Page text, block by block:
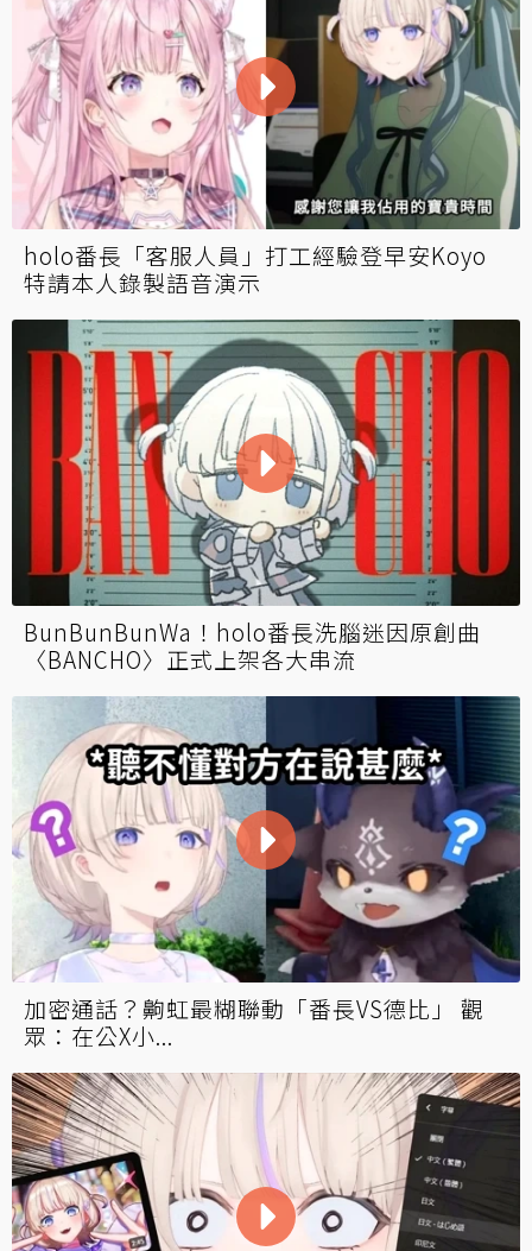
holo番長「客服人員」打工經驗登早安Koyo
特請本人錄製語音演示
BunBunBunWa！holo番長洗腦迷因原創曲
〈BANCHO〉正式上架各大串流
加密通話？齁虹最糊聯動「番長VS德比」 觀
眾：在公X小...